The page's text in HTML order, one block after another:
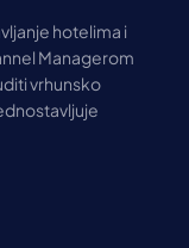
hotelima i
Managerom
vrhunsko